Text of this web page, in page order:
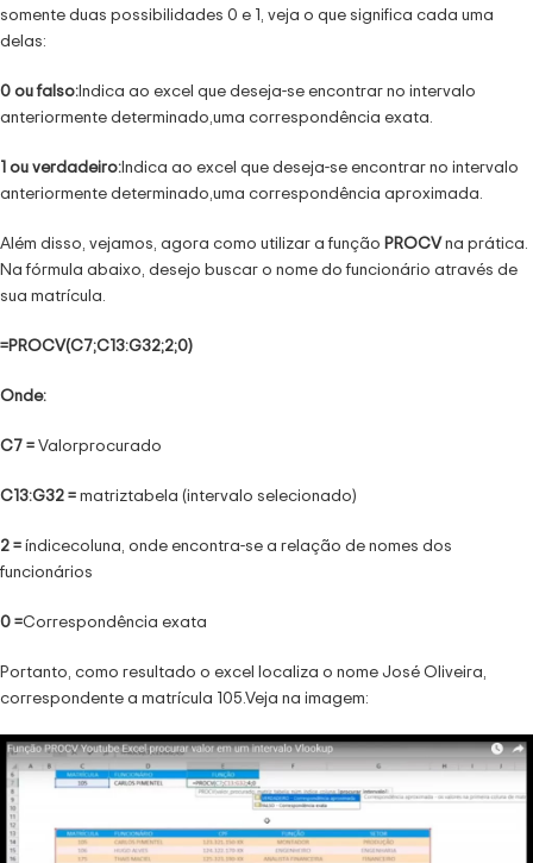
somente duas possibilidades 0 e 1, veja o que significa cada uma
delas:
0 ou falso:Indica ao excel que deseja-se encontrar no intervalo
anteriormente determinado,uma correspondência exata.
1 ou verdadeiro:Indica ao excel que deseja-se encontrar no intervalo
anteriormente determinado,uma correspondência aproximada.
Além disso, vejamos, agora como utilizar a função PROCVna prática.
Na fórmula abaixo, desejo buscar o nome do funcionário através de
sua matrícula.
=PROCV(C7;C13:G32;2;0)
Onde:
C7 =Valorprocurado
C13:G32 =matriztabela (intervalo selecionado)
2 =índicecoluna, onde encontra-se a relação de nomes dos
funcionários
0 =Correspondência exata
Portanto, como resultado o excel localiza o nome José Oliveira,
correspondente a matrícula 105.Veja na imagem: